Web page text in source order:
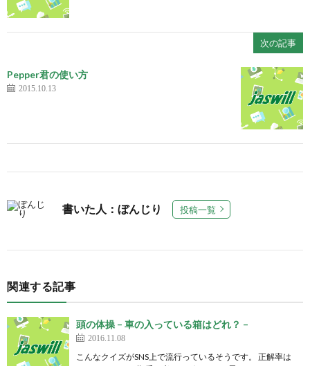
次の記事
Pepper君の使い方
2015.10.13
書いた人：ぼんじり 投稿一覧
関連する記事
頭の体操 – 車の入っている箱はどれ？ –
2016.11.08
こんなクイズがSNS上で流行っているそうです。 正解率は